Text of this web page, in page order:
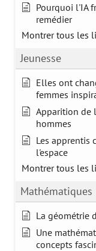
Pourquoi l'IA
remédier
Montrer tous les
Jeunesse
Elles ont
femmes
Apparition de
hommes
Les apprentis
l'espace
Montrer tous les
Mathématiques
La géométrie
Une
concepts